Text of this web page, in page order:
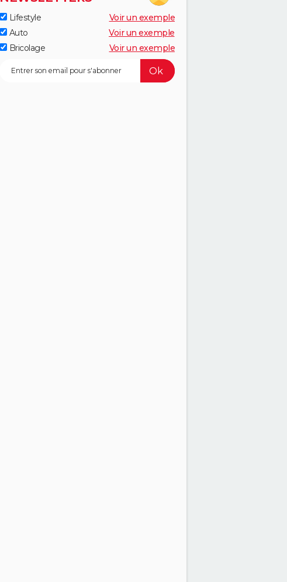
Lifestyle
Voir un exemple
Auto
Voir un exemple
Bricolage
Voir un exemple